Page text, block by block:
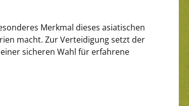
Merkmal dieses asiatischen
macht. Zur Verteidigung setzt der
sicheren Wahl für erfahrene